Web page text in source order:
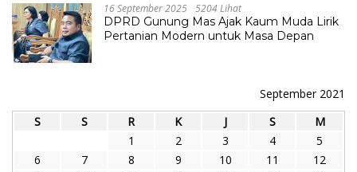
16 September 2025 5204 Lihat
DPRD Gunung Mas Ajak Kaum Muda Lirik
Pertanian Modern untuk Masa Depan
September 2021
S
S R K J S
M
1
2 3 4
5
6
7 8 9 10 11
12